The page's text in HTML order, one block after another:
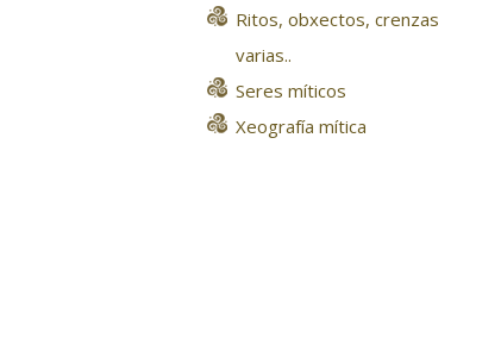
Ritos, obxectos, crenzas
varias..
Seres míticos
Xeografía mítica